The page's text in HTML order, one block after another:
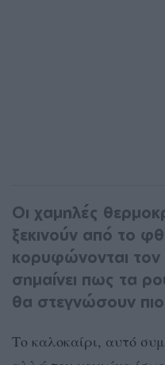
Οι χαμηλές
ξεκινούν από το
κορυφώνονται
σημαίνει πως τα
θα στεγνώσουν
Το καλοκαίρι, αυτό